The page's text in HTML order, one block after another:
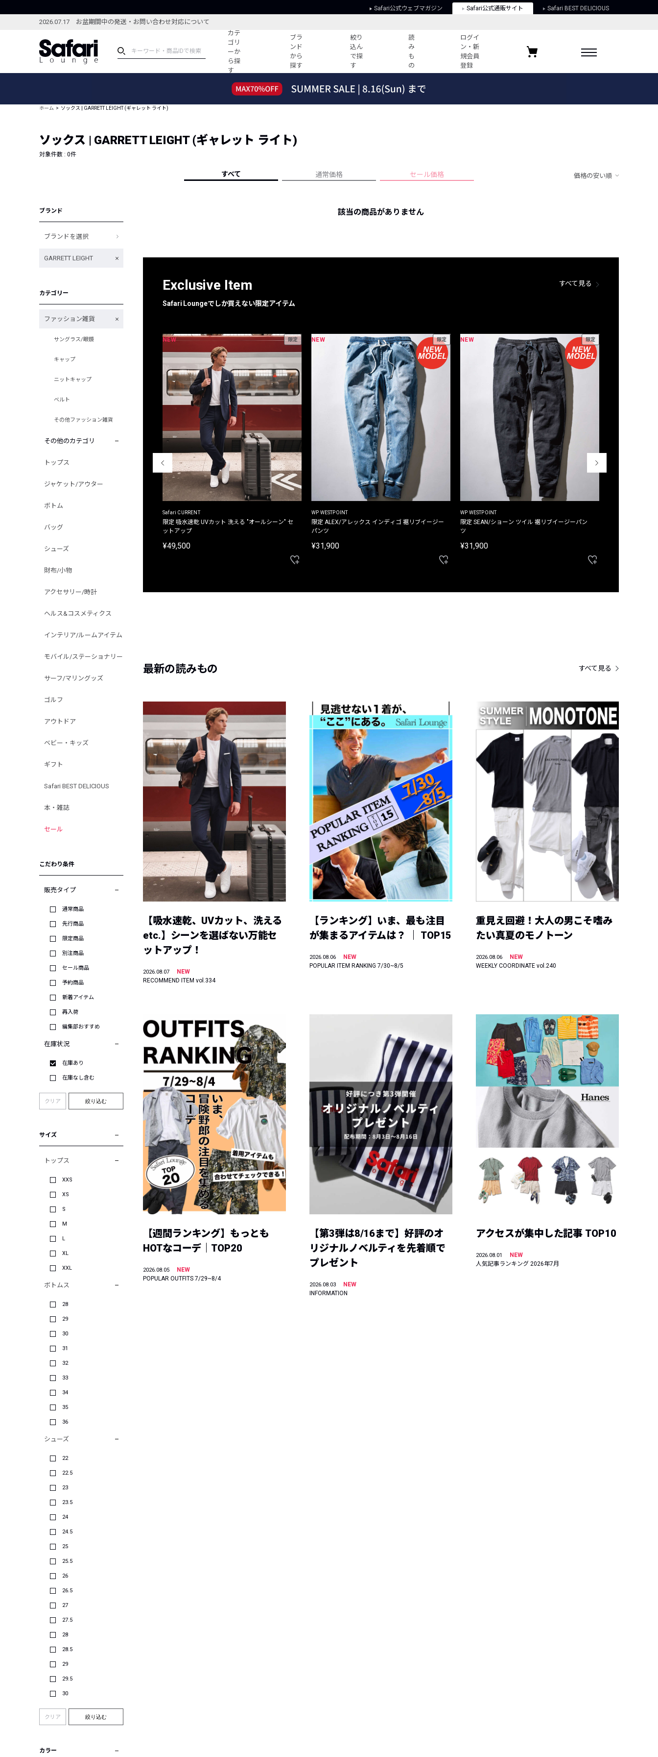
Safari公式ウェブマガジン Safari公式通販サイト Safari BEST DELICIOUS
2026.07.17 お盆期間中の発送・お問い合わせ対応について
カテ
ゴリ
ーか
ら探
す
ブラ
ンド
から
探す
絞り
込ん
で探
す
読
み
も
の
ログイ
ン・新
規会員
登録
ブランドから探す
新着アイテム
編集部のおすすめアイテム
特集記事
コーディネート
すべての記事
ーデ紹介
HOTなコーデ TOP20
人気記事ランキング
フォーカスブランド
プライバシーポリシー
お気に入りブランド
ホーム ソックス | GARRETT LEIGHT (ギャレット ライト)
ソックス | GARRETT LEIGHT (ギャレット ライト)
対象件数 : 0件
すべて 通常価格 セール価格 価格の安い順
ブランド
ブランドを選択
GARRETT LEIGHT
カテゴリー
ファッション雑貨
サングラス/眼鏡
キャップ
ニットキャップ
ベルト
その他ファッション雑貨
その他のカテゴリ
トップス
ジャケット/アウター
ボトム
バッグ
シューズ
財布/小物
アクセサリー/時計
ヘルス&コスメティクス
インテリア/ルームアイテム
モバイル/ステーショナリー
サーフ/マリングッズ
ゴルフ
アウトドア
ベビー・キッズ
ギフト
Safari BEST DELICIOUS
本・雑誌
セール
こだわり条件
販売タイプ
通常商品
先行商品
限定商品
別注商品
セール商品
予約商品
新着アイテム
再入荷
編集部おすすめ
在庫状況
在庫あり
在庫なし含む
クリア 絞り込む
サイズ
トップス
XXS
XS
S
M
L
XL
XXL
ボトムス
28
29
30
31
32
33
34
35
36
シューズ
22
22.5
23
23.5
24
24.5
25
25.5
26
26.5
27
27.5
28
28.5
29
29.5
30
クリア 絞り込む
カラー
該当の商品がありません
Exclusive Item
Safari Loungeでしか買えない限定アイテム
すべて見る
NEW 限定
Safari CURRENT
限定 吸水速乾 UVカット 洗える "オールシーン" セ
ットアップ
¥49,500
NEW 限定
WP WESTPOINT
限定 ALEX/アレックス インディゴ 裾リブイージー
パンツ
¥31,900
NEW 限定
WP WESTPOINT
限定 SEAN/ショーン ツイル 裾リブイージーパン
ツ
¥31,900
最新の読みもの すべて見る
【吸水速乾、UVカット、洗える
etc.】シーンを選ばない万能セ
ットアップ！
2026.08.07
NEW
RECOMMEND ITEM vol.334
【ランキング】いま、最も注目
が集まるアイテムは？ ｜ TOP15
2026.08.06
NEW
POPULAR ITEM RANKING 7/30~8/5
重見え回避！大人の男こそ嗜み
たい真夏のモノトーン
2026.08.06
NEW
WEEKLY COORDINATE vol.240
【週間ランキング】もっとも
HOTなコーデ｜TOP20
2026.08.05
NEW
POPULAR OUTFITS 7/29~8/4
【第3弾は8/16まで】好評のオ
リジナルノベルティを先着順で
プレゼント
2026.08.03
NEW
INFORMATION
アクセスが集中した記事 TOP10
2026.08.01
NEW
人気記事ランキング 2026年7月